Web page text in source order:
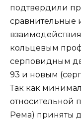
подтвердили
сравнительные
кольцевым
серповидным
93 и новым
Так как
относительной
Рема) приняты